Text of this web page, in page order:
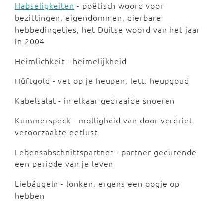
Habseligkeiten - poëtisch woord voor
bezittingen, eigendommen, dierbare
hebbedingetjes, het Duitse woord van het jaar
in 2004
Heimlichkeit - heimelijkheid
Hüftgold - vet op je heupen, lett: heupgoud
Kabelsalat - in elkaar gedraaide snoeren
Kummerspeck - molligheid van door verdriet
veroorzaakte eetlust
Lebensabschnittspartner - partner gedurende
een periode van je leven
Liebäugeln - lonken, ergens een oogje op
hebben